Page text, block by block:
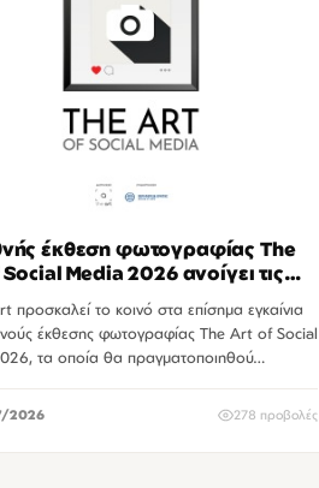
έκθεση φωτογραφίας The
Media 2026 ανοίγει τις
της στο Ηράκλειο
προσκαλεί το κοινό στα επίσημα εγκαίνια
έκθεσης φωτογραφίας The Art of Social
τα οποία θα πραγματοποιηθού…
2026 278 προβολές